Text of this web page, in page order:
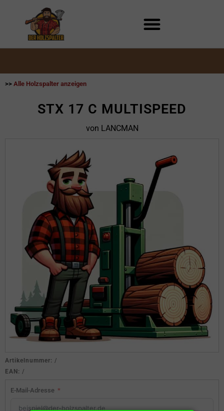
>> Alle Holzspalter anzeigen
STX 17 C MULTISPEED
von LANCMAN
Artikelnummer: /
EAN: /
E-Mail-Adresse